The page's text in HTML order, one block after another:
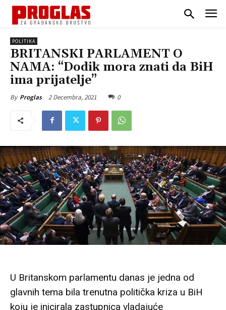
POLITIKA
BRITANSKI PARLAMENT O
NAMA: “Dodik mora znati da BiH
ima prijatelje”
By Proglas 2 Decembra, 2021 0
U Britanskom parlamentu danas je jedna od
glavnih tema bila trenutna politička kriza u BiH
koju je inicirala zastupnica vladajuće